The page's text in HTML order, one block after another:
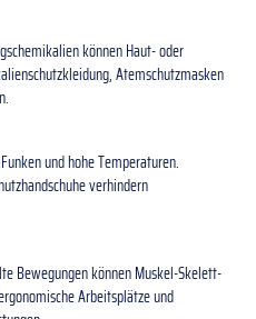
können Haut- oder
Atemschutzmasken
und hohe Temperaturen.
verhindern
Bewegungen können Muskel-Skelett-
Arbeitsplätze und